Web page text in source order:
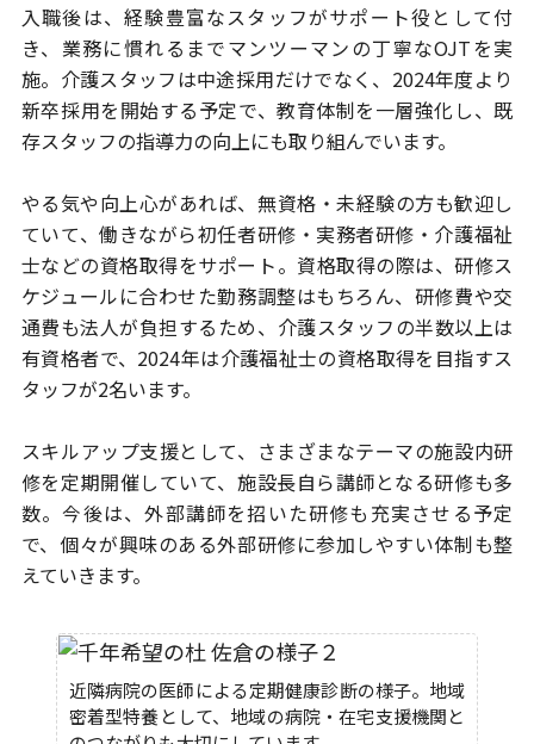
入職後は、経験豊富なスタッフがサポート役として付
き、業務に慣れるまでマンツーマンの丁寧なOJTを実
施。介護スタッフは中途採用だけでなく、 2024年度より
新卒採用を開始する予定で、教育体制を一層強化し、既
存スタッフの指導力の向上にも取り組んでいます。
やる気や向上心があれば、無資格・未経験の方も歓迎し
ていて、働きながら初任者研修・実務者研修・介護福祉
士などの資格取得をサポート。 資格取得の際は、研修ス
ケジュールに合わせた勤務調整はもちろん、 研修費や交
通費も法人が負担するため、介護スタッフの半数以上は
有資格者で、2024年は介護福祉士の資格取得を目指すス
タッフが2名います。
スキルアップ支援として、さまざまなテーマの施設内研
修を定期開催していて、 施設長自ら講師となる研修も多
数。今後は、外部講師を招いた研修も充実させる予定
で、個々が興味のある外部研修に参加しやすい体制も整
えていきます。
近隣病院の医師による定期健康診断の様子。地域
密着型特養として、地域の病院・在宅支援機関と